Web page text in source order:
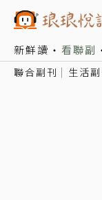
新鮮讀 看聯副
聯合副刊 生活